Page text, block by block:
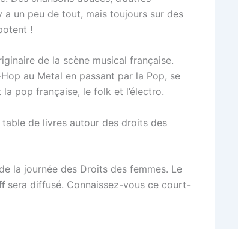
un peu de tout, mais toujours sur des
!
de la scène musical française.
au Metal en passant par la Pop, se
pop française, le folk et l’électro.
table de livres autour des droits des
la journée des Droits des femmes. Le
sera diffusé. Connaissez-vous ce court-